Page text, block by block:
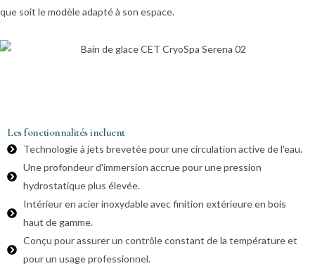
que soit le modèle adapté à son espace.
Les fonctionnalités incluent
Technologie à jets brevetée pour une circulation active de l'eau.
Une profondeur d'immersion accrue pour une pression
hydrostatique plus élevée.
Intérieur en acier inoxydable avec finition extérieure en bois
haut de gamme.
Conçu pour assurer un contrôle constant de la température et
pour un usage professionnel.